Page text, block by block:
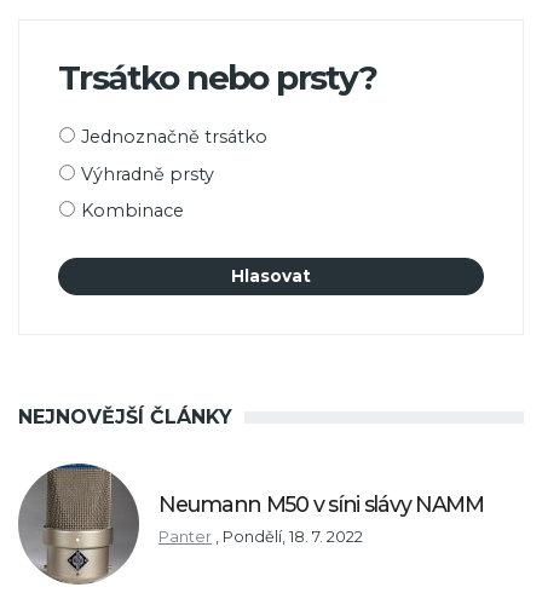
Trsátko nebo prsty?
Možnosti
Jednoznačně trsátko
Výhradně prsty
Kombinace
NEJNOVĚJŠÍ ČLÁNKY
Neumann M50 v síni slávy NAMM
Panter , Pondělí, 18. 7. 2022